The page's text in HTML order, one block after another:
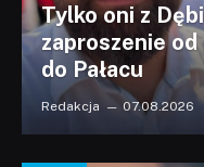
Tylko oni z
zaproszenie
do Pałacu
Redakcja 07.08.2026